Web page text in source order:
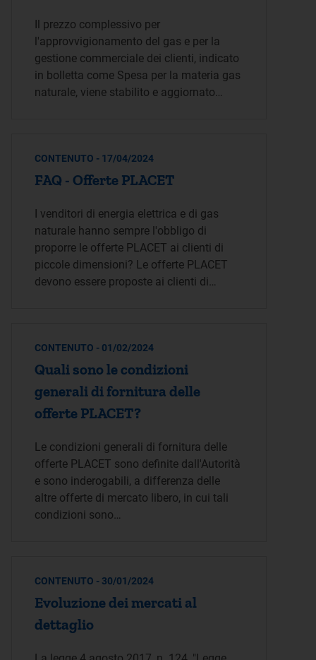
Il prezzo complessivo per
l'approvvigionamento del gas e per la
gestione commerciale dei clienti, indicato
in bolletta come Spesa per la materia gas
naturale, viene stabilito e aggiornato…
CONTENUTO - 17/04/2024
FAQ - Offerte PLACET
I venditori di energia elettrica e di gas
naturale hanno sempre l'obbligo di
proporre le offerte PLACET ai clienti di
piccole dimensioni? Le offerte PLACET
devono essere proposte ai clienti di…
CONTENUTO - 01/02/2024
Quali sono le condizioni
generali di fornitura delle
offerte PLACET?
Le condizioni generali di fornitura delle
offerte PLACET sono definite dall'Autorità
e sono inderogabili, a differenza delle
altre offerte di mercato libero, in cui tali
condizioni sono…
CONTENUTO - 30/01/2024
Evoluzione dei mercati al
dettaglio